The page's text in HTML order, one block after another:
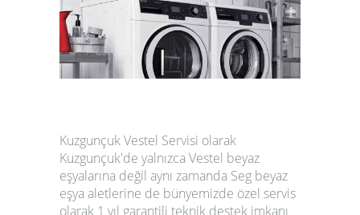
Kuzgunçuk Vestel Servisi olarak
Kuzgunçuk'de yalnızca Vestel beyaz
eşyalarına değil aynı zamanda Seg beyaz
eşya aletlerine de bünyemizde özel servis
olarak 1 yıl garantili teknik destek imkanı